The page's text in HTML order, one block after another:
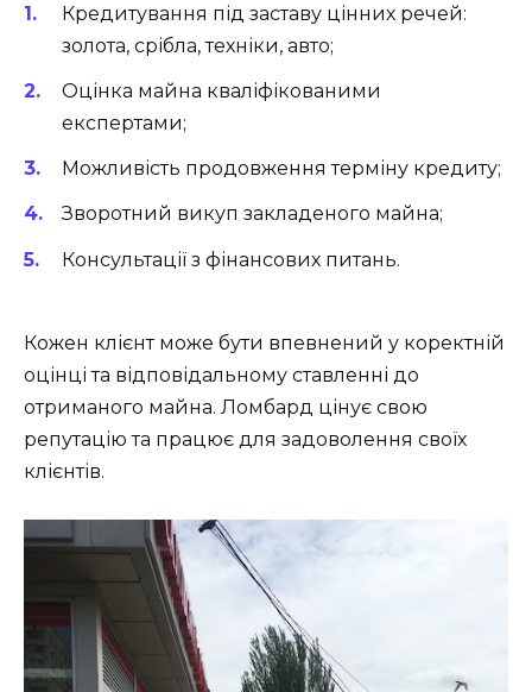
Кредитування під заставу цінних речей:
золота, срібла, техніки, авто;
Оцінка майна кваліфікованими
експертами;
Можливість продовження терміну кредиту;
Зворотний викуп закладеного майна;
Консультації з фінансових питань.
Кожен клієнт може бути впевнений у коректній
оцінці та відповідальному ставленні до
отриманого майна. Ломбард цінує свою
репутацію та працює для задоволення своїх
клієнтів.